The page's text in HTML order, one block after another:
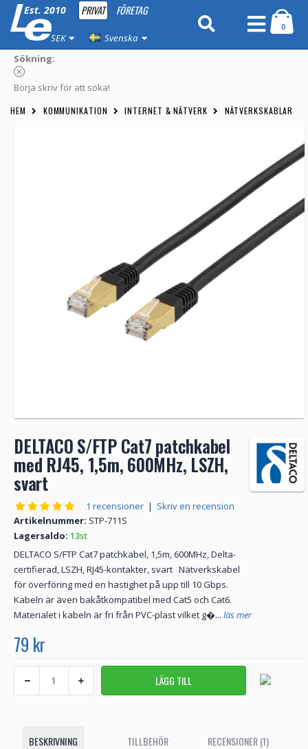
Est. 2010 PRIVAT FÖRETAG
SEK Svenska
0
Sökning:
Börja skriv för att söka!
HEM KOMMUNIKATION INTERNET & NÄTVERK NÄTVERKSKABLAR
DELTACO S/FTP Cat7 patchkabel
med RJ45, 1,5m, 600MHz, LSZH,
svart
1 recensioner | Skriv en recension
Artikelnummer: STP-711S
Lagersaldo: 13st
DELTACO S/FTP Cat7 patchkabel, 1,5m, 600MHz, Delta-
certifierad, LSZH, RJ45-kontakter, svart Nätverkskabel
för överföring med en hastighet på upp till 10 Gbps.
Kabeln är även bakåtkompatibel med Cat5 och Cat6.
Materialet i kabeln är fri från PVC-plast vilket g�... läs mer
79 kr
BESKRIVNING TILLBEHÖR RECENSIONER (1)